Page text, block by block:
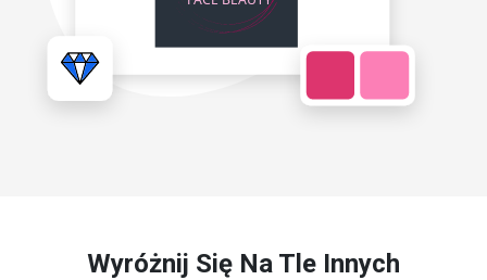
Wyróżnij Się Na Tle Innych